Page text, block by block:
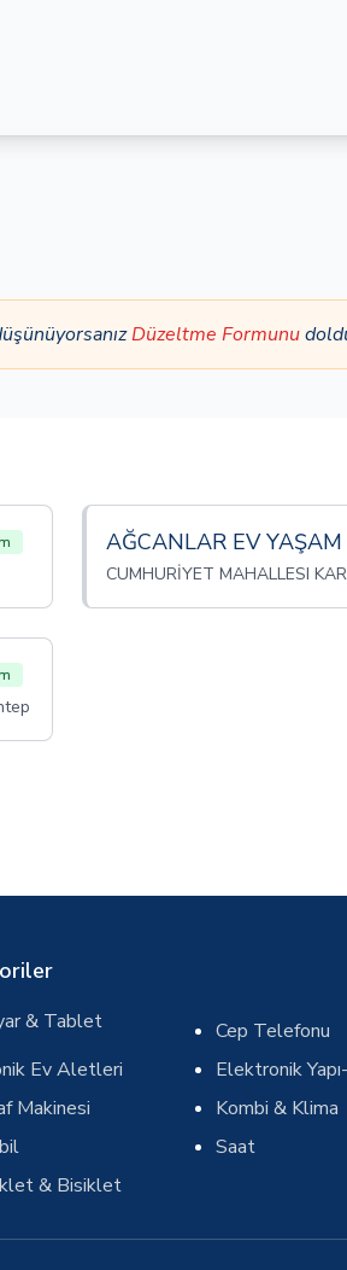
Düzeltme Formunu
AĞCANLAR EV YAŞAM
CUMHURİYET MAHALLESI
& Tablet
Cep Telefonu
Ev Aletleri
Elektronik
Makinesi
Kombi & Klima
Saat
& Bisiklet